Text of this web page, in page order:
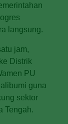
langsung.
jam,
Distrik
PU
guna
sektor
Tengah.